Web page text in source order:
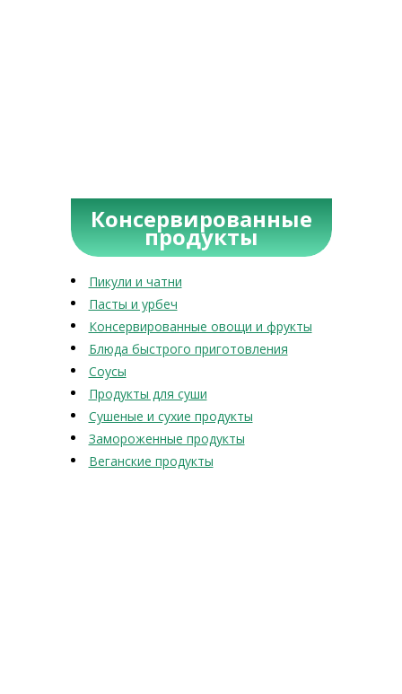
Консервированные
продукты
Пикули и чатни
Пасты и урбеч
Консервированные овощи и фрукты
Блюда быстрого приготовления
Соусы
Продукты для суши
Сушеные и сухие продукты
Замороженные продукты
Веганские продукты